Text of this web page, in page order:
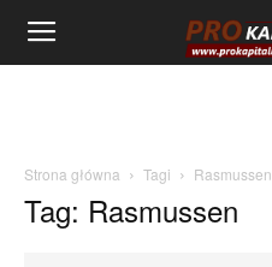
Strona główna Tagi Rasmussen
Tag: Rasmussen